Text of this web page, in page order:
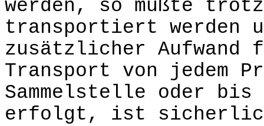
werden, so müßte
transportiert werden
zusätzlicher Aufwand
Transport von jedem
Sammelstelle oder bis
erfolgt, ist